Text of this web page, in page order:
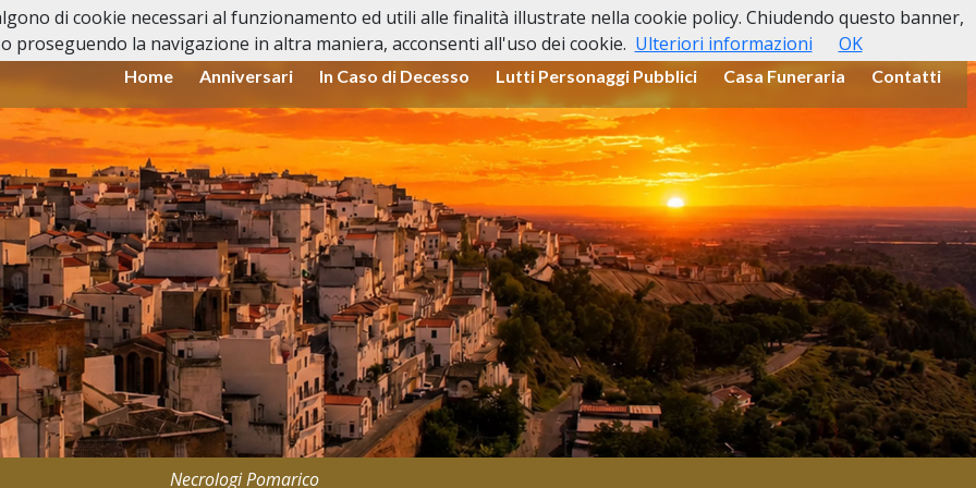
Home Anniversari In Caso di Decesso Lutti Personaggi Pubblici Casa Funeraria Contatti
Necrologi Pomarico
di cookie necessari al funzionamento ed utili alle finalità illustrate nella cookie policy. Chiudendo questo banner,
proseguendo la navigazione in altra maniera, acconsenti all'uso dei cookie. Ulteriori informazioni OK